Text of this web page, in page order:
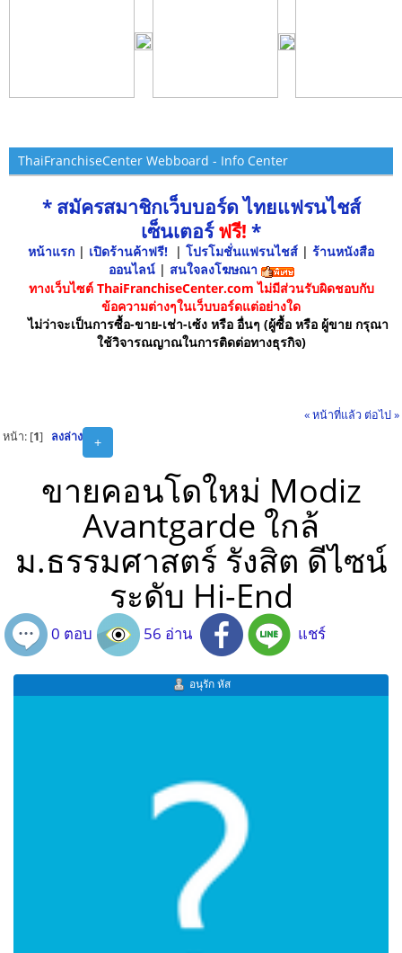
ThaiFranchiseCenter Webboard - Info Center
* สมัครสมาชิกเว็บบอร์ด ไทยแฟรนไชส์
เซ็นเตอร์ฟรี! *
หน้าแรก | เปิดร้านค้าฟรี! | โปรโมชั่นแฟรนไชส์ | ร้านหนังสือ
ออนไลน์ | สนใจลงโฆษณา
ทางเว็บไซต์ ThaiFranchiseCenter.com ไม่มีส่วนรับผิดชอบกับ
ข้อความต่างๆในเว็บบอร์ดแต่อย่างใด
ไม่ว่าจะเป็นการซื้อ-ขาย-เช่า-เซ้ง หรือ อื่นๆ (ผู้ซื้อ หรือ ผู้ขาย กรุณา
ใช้วิจารณญาณในการติดต่อทางธุรกิจ)
« หน้าที่แล้ว ต่อไป »
+
หน้า: [1] ลงล่าง
ขายคอนโดใหม่ Modiz
Avantgarde ใกล้
ม.ธรรมศาสตร์ รังสิต ดีไซน์
ระดับ Hi-End
0 ตอบ 56 อ่าน แชร์
อนุรัก หัส